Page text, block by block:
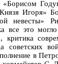
«Борисом
Игоря»
невесты»
все это
критика
советских
в